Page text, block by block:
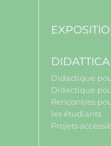
DIDATTICA
Didactique
Didactique
Rencontres
les étudiants
Projets